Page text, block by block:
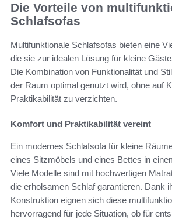
Die Vorteile von
Schlafsofas
Multifunktionale Schlafsofas bieten eine
die sie zur idealen Lösung für kleine
Die Kombination von Funktionalität und
der Raum optimal genutzt wird, ohne auf
Praktikabilität zu verzichten.
Komfort und Praktikabilität vereint
Ein modernes Schlafsofa für kleine
eines Sitzmöbels und eines Bettes in
Viele Modelle sind mit hochwertigen
die erholsamen Schlaf garantieren. Dank
Konstruktion eignen sich diese
hervorragend für jede Situation, ob für